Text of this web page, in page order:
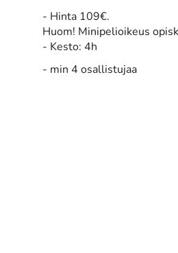
- Hinta 109€.
​Huom! Minipelioikeus
- Kesto: 4h
- min 4 osallistujaa